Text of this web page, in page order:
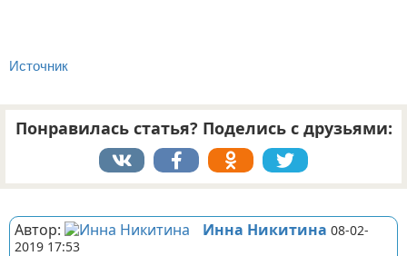
Источник
Понравилась статья? Поделись с друзьями:
Автор: Инна Никитина 08-02-
2019 17:53